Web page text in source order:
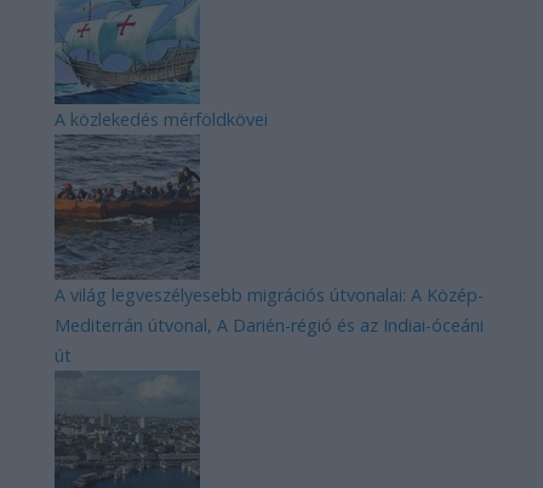
A közlekedés mérföldkövei
A világ legveszélyesebb migrációs útvonalai: A Közép-
Mediterrán útvonal, A Darién-régió és az Indiai-óceáni
út